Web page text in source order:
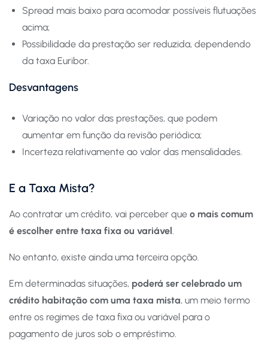
Spread mais baixo para acomodar possíveis flutuações
acima;
Possibilidade da prestação ser reduzida, dependendo
da taxa Euribor.
Desvantagens
Variação no valor das prestações, que podem
aumentar em função da revisão periódica;
Incerteza relativamente ao valor das mensalidades.
E a Taxa Mista?
Ao contratar um crédito, vai perceber que o mais comum
é escolher entre taxa fixa ou variável.
No entanto, existe ainda uma terceira opção.
Em determinadas situações, poderá ser celebrado um
crédito habitação com uma taxa mista, um meio termo
entre os regimes de taxa fixa ou variável para o
pagamento de juros sob o empréstimo.